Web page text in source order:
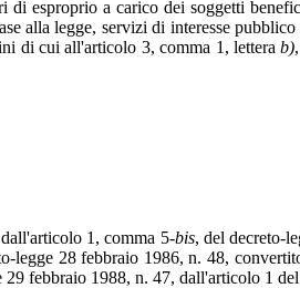
esproprio a carico dei soggetti
alla legge, servizi di interesse
di cui all'articolo 3, comma 1, letterab)
1, comma 5-bis, del decreto-
28 febbraio 1986, n. 48,
febbraio 1988, n. 47, dall'articolo 1